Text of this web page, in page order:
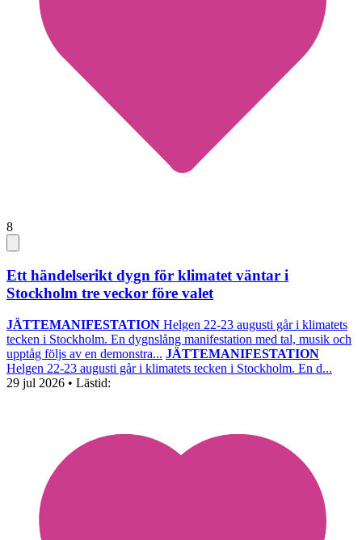
8
Ett händelserikt dygn för klimatet väntar i
Stockholm tre veckor före valet
JÄTTEMANIFESTATION Helgen 22-23 augusti går i klimatets
tecken i Stockholm. En dygnslång manifestation med tal, musik och
upptåg följs av en demonstra... JÄTTEMANIFESTATION
Helgen 22-23 augusti går i klimatets tecken i Stockholm. En d...
29 jul 2026 • Lästid: